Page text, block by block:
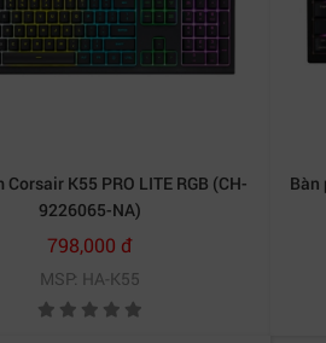
nút âm lượng, bạn có thể
không lo bị ấn nhầm ra ngoài
Corsair K55 PRO LITE RGB (CH-
9226065-NA)
798,000 đ
MSP: HA-K55
Bàn